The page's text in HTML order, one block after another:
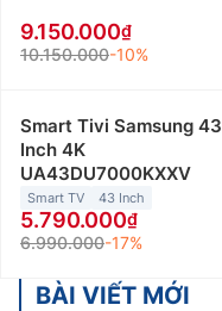
9.150.000
10.150.000-10%
Smart Tivi Samsung 43
Inch 4K
UA43DU7000KXXV
Smart TV 43 Inch
5.790.000
6.990.000-17%
BÀI VIẾT MỚI